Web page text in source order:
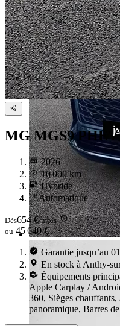
MG MGS9
2026
10 000 km
Hybride
Automatique
Dès654 €/mois
ou 45 640 €
Garantie jusqu’au
En stock à Anthy-
Équipements
Apple Carplay /
360, Sièges
panoramique, Barres